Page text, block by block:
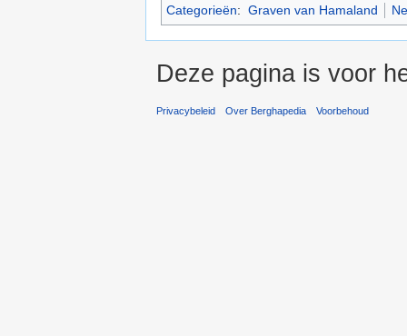
Categorieën: Graven van Hamaland
Deze pagina is voor
Privacybeleid Over Berghapedia Voorbehoud